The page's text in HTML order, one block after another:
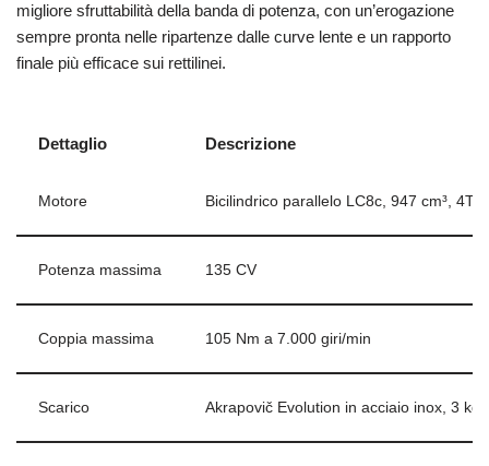
migliore sfruttabilità della banda di potenza, con un’erogazione
sempre pronta nelle ripartenze dalle curve lente e un rapporto
finale più efficace sui rettilinei.
Dettaglio Descrizione
Motore Bicilindrico parallelo LC8c, 947 cm³, 4T,
Potenza massima 135 CV
Coppia massima 105 Nm a 7.000 giri/min
Scarico Akrapovič Evolution in acciaio inox, 3 kg,